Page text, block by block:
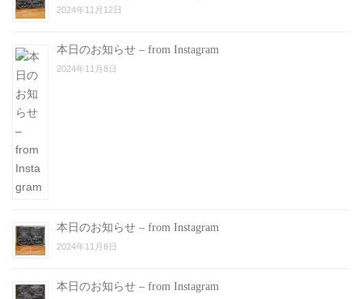
2024年11月12日
本日のお知らせ – from Instagram
2024年11月8日
本日のお知らせ – from Instagram
2024年11月8日
本日のお知らせ – from Instagram